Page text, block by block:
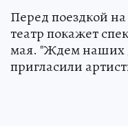
Перед поездкой
театр покажет
мая. "Ждем наших
пригласили